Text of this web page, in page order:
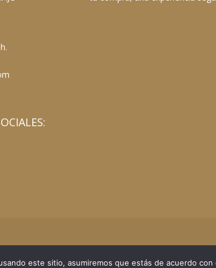
este sitio, asumiremos que estás de acuerdo con